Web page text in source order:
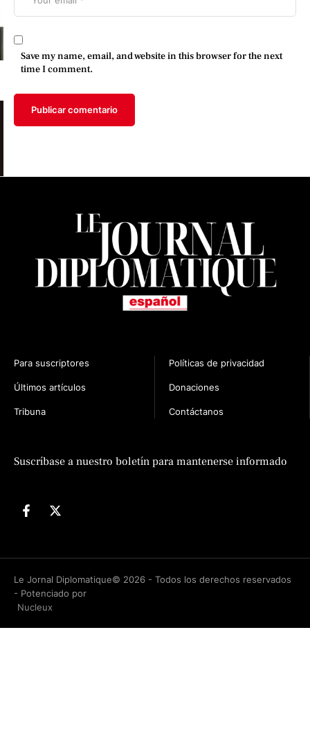
Save my name, email, and website in this browser for the next
time I comment.
Para suscriptores
Últimos artículos
Tribuna
Políticas de privacidad
Donaciones
Contáctanos
Suscríbase a nuestro boletín para mantenerse informado
Le Jornal Diplomatique© 2026 - Todos los derechos reservados
- Potenciado por
Nucleux